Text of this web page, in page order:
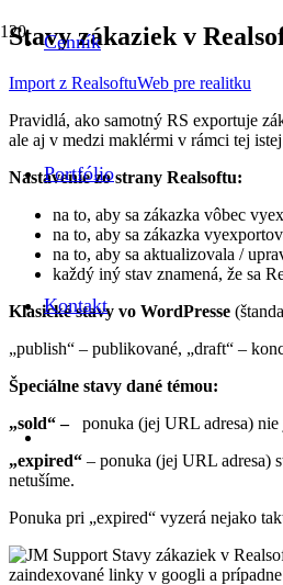
Cenník
Portfólio
Kontakt
Stavy zákaziek v
Import z RealsoftuWeb pre realitku
Pravidlá, ako samotný RS exportuje
ale aj v medzi maklérmi v rámci tej
Nastavenie zo strany Realsoftu:
na to, aby sa zákazka vôbec
na to, aby sa zákazka
na to, aby sa aktualizovala /
každý iný stav znamená, že sa
Klasické stavy vo WordPresse
„publish“ – publikované, „draft“ –
Špeciálne stavy dané témou:
„sold“ –
ponuka (jej URL adresa)
„expired“ – ponuka (jej URL adresa)
netušíme.
Ponuka pri „expired“ vyzerá nejako
zaindexované linky v googli a